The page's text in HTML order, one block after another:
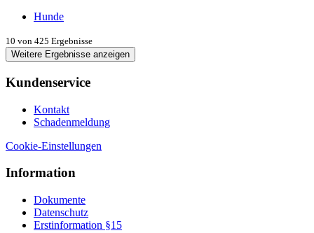
Hunde
10 von 425 Ergebnisse
Weitere Ergebnisse anzeigen
Kundenservice
Kontakt
Schadenmeldung
Cookie-Einstellungen
Information
Dokumente
Datenschutz
Erstinformation §15